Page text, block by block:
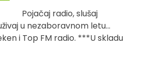
Pojačaj radio, slušaj
u nezaboravnom letu…
i Top FM radio. ***U skladu